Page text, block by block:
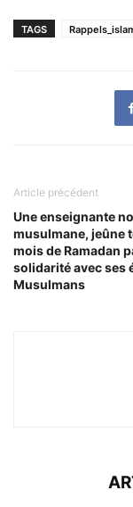
TAGS
Article précédent
Une enseignante
musulmane, jeûne
mois de Ramadan
solidarité avec ses
Musulmans